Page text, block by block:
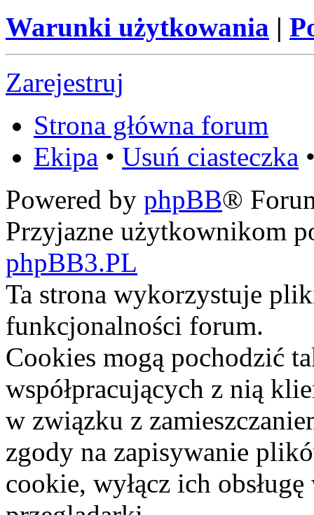
Warunki użytkowania |
Zarejestruj
Strona główna forum
Ekipa • Usuń ciasteczka
Powered by phpBB®
Przyjazne użytkownikom
phpBB3.PL
Ta strona wykorzystuje
funkcjonalności forum.
Cookies mogą pochodzić
współpracujących z nią
w związku z
zgody na zapisywanie
cookie, wyłącz ich